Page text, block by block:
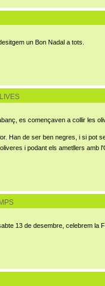
un Bon Nadal a tots.
es començaven a collir les
Han de ser ben negres, i si pot
i podant els ametllers amb
13 de desembre, celebrem la